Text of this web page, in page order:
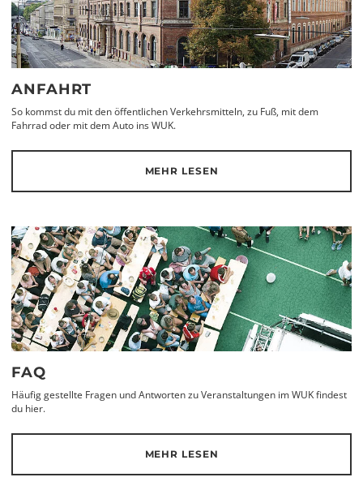
ANFAHRT
So kommst du mit den öffentlichen Verkehrsmitteln, zu Fuß, mit dem
Fahrrad oder mit dem Auto ins WUK.
MEHR LESEN
FAQ
Häufig gestellte Fragen und Antworten zu Veranstaltungen im WUK findest
du hier.
MEHR LESEN